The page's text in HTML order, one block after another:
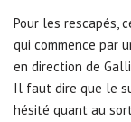
Pour les rescapés,
qui commence par
en direction de
Il faut dire que le
hésité quant au